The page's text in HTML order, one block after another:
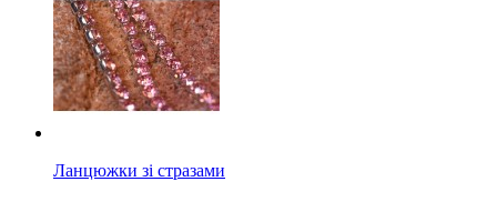
Ланцюжки зі стразами